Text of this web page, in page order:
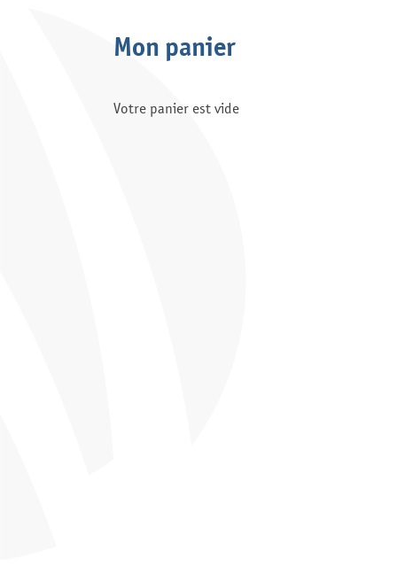
Mon panier
Votre panier est vide